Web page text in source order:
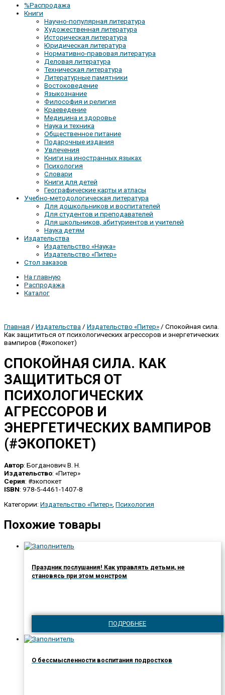
%Распродажа
Книги
Научно-популярная литература
Художественная литература
Историческая литература
Юридическая литература
Нормативно-правовая литература
Деловая литература
Техническая литература
Литературные памятники
Востоковедение
Языкознание
Философия и религия
Краеведение
Медицина и здоровье
Наука и техника
Общественное питание
Подарочные издания
Увлечения
Книги на иностранных языках
Психология
Словари
Книги для детей
Географические карты и атласы
Учебно-методологическая литература
Для дошкольников и воспитателей
Для студентов и преподавателей
Для школьников, абитуриентов и учителей
Наука детям
Издательства
Издательство «Наука»
Издательство «Питер»
Стол заказов
На главную
Распродажа
Каталог
Главная / Издательства / Издательство «Питер» / Спокойная сила.
Как защититься от психологических агрессоров и энергетических
вампиров (#экопокет)
СПОКОЙНАЯ СИЛА. КАК
ЗАЩИТИТЬСЯ ОТ
ПСИХОЛОГИЧЕСКИХ
АГРЕССОРОВ И
ЭНЕРГЕТИЧЕСКИХ ВАМПИРОВ
(#ЭКОПОКЕТ)
Автор: Богданович В. Н.
Издательство: «Питер»
Серия: #экопокет
ISBN: 978-5-4461-1407-8
Категории: Издательство «Питер» Психология
Похожие товары
Праздник послушания! Как управлять детьми, не
становясь при этом монстром
ПОДРОБНЕЕ
О бессмысленности воспитания подростков